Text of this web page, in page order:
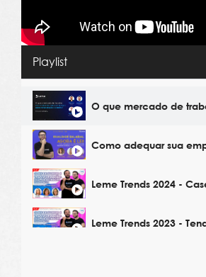
Playlist
O que mercado de
Como adequar sua
Leme Trends 2024 -
Leme Trends 2023 -